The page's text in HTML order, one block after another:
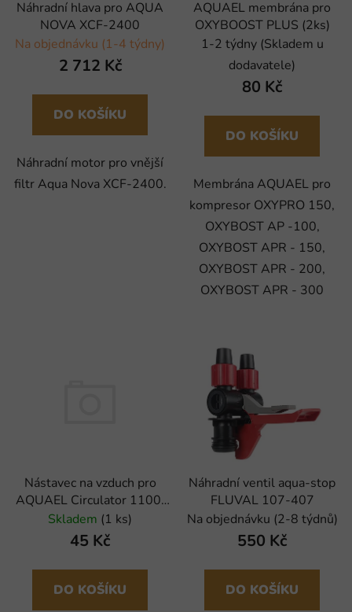
Náhradní hlava pro AQUA
NOVA XCF-2400
Na objednávku (1-4 týdny)
2 712 Kč
DO KOŠÍKU
Náhradní motor pro vnější
filtr Aqua Nova XCF-2400.
AQUAEL membrána pro
OXYBOOST PLUS (2ks)
1-2 týdny (Skladem u
dodavatele)
80 Kč
DO KOŠÍKU
Membrána AQUAEL pro
kompresor OXYPRO 150,
OXYBOST AP -100,
OXYBOST APR - 150,
OXYBOST APR - 200,
OXYBOST APR - 300
Nástavec na vzduch pro
AQUAEL Circulator 1100,
FAN 3
Skladem (1 ks)
45 Kč
DO KOŠÍKU
Náhradní ventil aqua-stop
FLUVAL 107-407
Na objednávku (2-8 týdnů)
550 Kč
DO KOŠÍKU